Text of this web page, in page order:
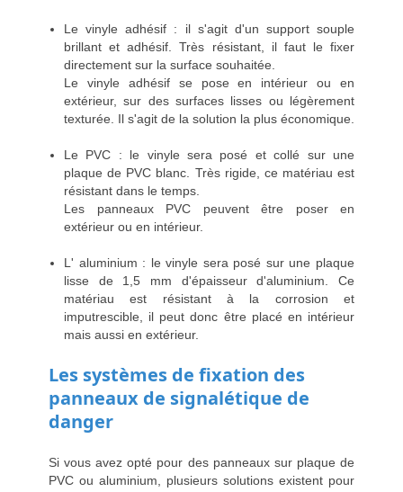
Le vinyle adhésif : il s'agit d'un support souple
brillant et adhésif. Très résistant, il faut le fixer
directement sur la surface souhaitée.
Le vinyle adhésif se pose en intérieur ou en
extérieur, sur des surfaces lisses ou légèrement
texturée. Il s'agit de la solution la plus économique.
Le PVC : le vinyle sera posé et collé sur une
plaque de PVC blanc. Très rigide, ce matériau est
résistant dans le temps.
Les panneaux PVC peuvent être poser en
extérieur ou en intérieur.
L' aluminium : le vinyle sera posé sur une plaque
lisse de 1,5 mm d'épaisseur d'aluminium. Ce
matériau est résistant à la corrosion et
imputrescible, il peut donc être placé en intérieur
mais aussi en extérieur.
Les systèmes de fixation des
panneaux de signalétique de
danger
Si vous avez opté pour des panneaux sur plaque de
PVC ou aluminium, plusieurs solutions existent pour